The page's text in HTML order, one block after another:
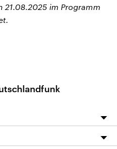
21.08.2025 im Programm